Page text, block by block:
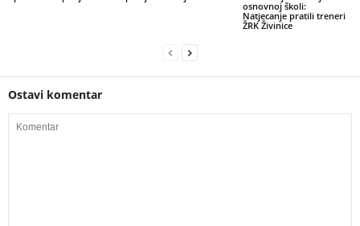
osnovnoj školi:
Natjecanje pratili treneri
ŽRK Živinice
Ostavi komentar